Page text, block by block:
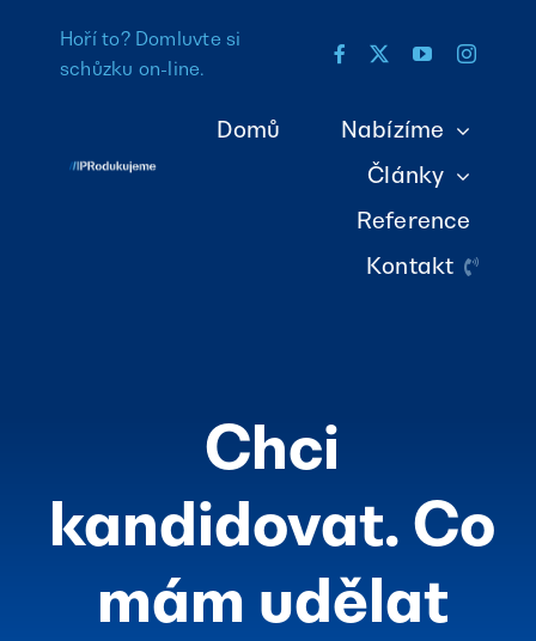
Hoří to? Domluvte si
schůzku on-line.
Domů
Nabízíme
Články
Reference
Kontakt
Chci
kandidovat. Co
mám udělat